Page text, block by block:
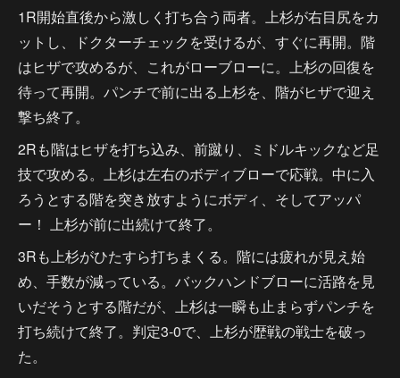
1R開始直後から激しく打ち合う両者。上杉が右目尻をカ
ットし、ドクターチェックを受けるが、すぐに再開。階
はヒザで攻めるが、これがローブローに。上杉の回復を
待って再開。パンチで前に出る上杉を、階がヒザで迎え
撃ち終了。
2Rも階はヒザを打ち込み、前蹴り、ミドルキックなど足
技で攻める。上杉は左右のボディブローで応戦。中に入
ろうとする階を突き放すようにボディ、そしてアッパ
ー！ 上杉が前に出続けて終了。
3Rも上杉がひたすら打ちまくる。階には疲れが見え始
め、手数が減っている。バックハンドブローに活路を見
いだそうとする階だが、上杉は一瞬も止まらずパンチを
打ち続けて終了。判定3-0で、上杉が歴戦の戦士を破っ
た。